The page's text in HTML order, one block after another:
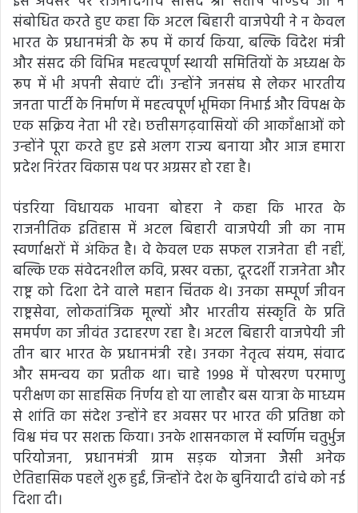
संबोधित करते हुए कहा कि अटल बिहारी वाजपेयी ने न केवल
भारत के प्रधानमंत्री के रूप में कार्य किया, बल्कि विदेश मंत्री
और संसद की विभिन्न महत्वपूर्ण स्थायी समितियों के अध्यक्ष के
रूप में भी अपनी सेवाएं दीं। उन्होंने जनसंघ से लेकर भारतीय
जनता पार्टी के निर्माण में महत्वपूर्ण भूमिका निभाई और विपक्ष के
एक सक्रिय नेता भी रहे। छत्तीसगढ़वासियों की आकाँक्षाओं को
उन्होंने पूरा करते हुए इसे अलग राज्य बनाया और आज हमारा
प्रदेश निरंतर विकास पथ पर अग्रसर हो रहा है।
पंडरिया विधायक भावना बोहरा ने कहा कि भारत के
राजनीतिक इतिहास में अटल बिहारी वाजपेयी जी का नाम
स्वर्णाक्षरों में अंकित है। वे केवल एक सफल राजनेता ही नहीं,
बल्कि एक संवेदनशील कवि, प्रखर वक्ता, दूरदर्शी राजनेता और
राष्ट्र को दिशा देने वाले महान चिंतक थे। उनका सम्पूर्ण जीवन
राष्ट्रसेवा, लोकतांत्रिक मूल्यों और भारतीय संस्कृति के प्रति
समर्पण का जीवंत उदाहरण रहा है। अटल बिहारी वाजपेयी जी
तीन बार भारत के प्रधानमंत्री रहे। उनका नेतृत्व संयम, संवाद
और समन्वय का प्रतीक था। चाहे 1998 में पोखरण परमाणु
परीक्षण का साहसिक निर्णय हो या लाहौर बस यात्रा के माध्यम
से शांति का संदेश उन्होंने हर अवसर पर भारत की प्रतिष्ठा को
विश्व मंच पर सशक्त किया। उनके शासनकाल में स्वर्णिम चतुर्भुज
परियोजना, प्रधानमंत्री ग्राम सड़क योजना जैसी अनेक
ऐतिहासिक पहलें शुरू हुईं, जिन्होंने देश के बुनियादी ढांचे को नई
दिशा दी।